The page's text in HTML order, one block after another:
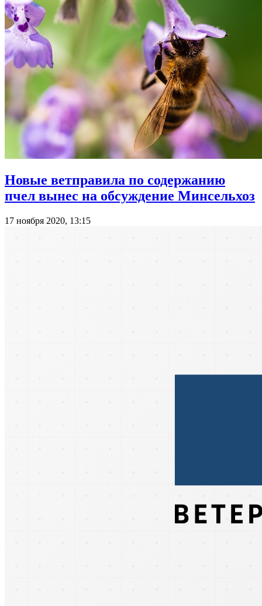
Новые ветправила по содержанию
пчел вынес на обсуждение Минсельхоз
17 ноября 2020, 13:15